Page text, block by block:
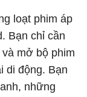
loạt phim áp
Bạn chỉ cần
mở bộ phim
di động. Bạn
những